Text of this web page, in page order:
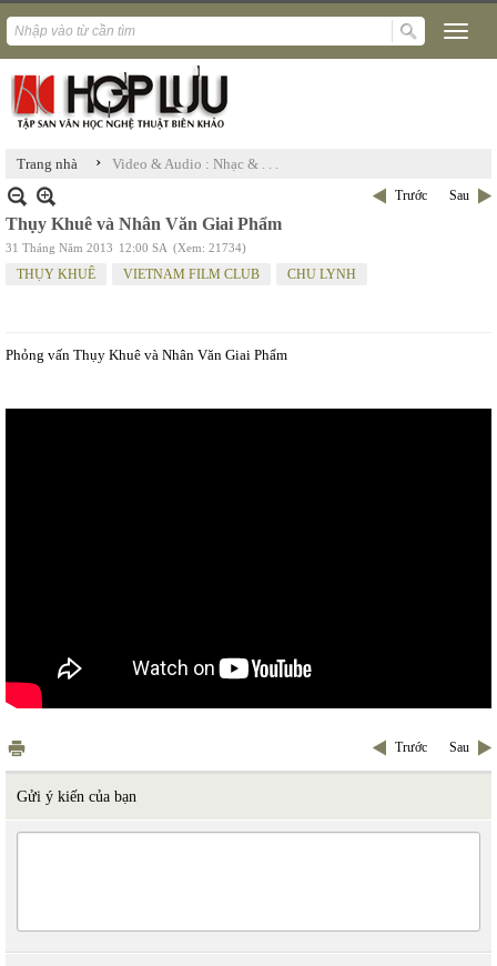
Trang nhà › Video & Audio : Nhạc & . . .
Trước Sau
Thụy Khuê và Nhân Văn Giai Phẩm
31 Tháng Năm 2013 12:00 SA (Xem: 21734)
THỤY KHUÊ VIETNAM FILM CLUB CHU LYNH
Phỏng vấn Thụy Khuê và Nhân Văn Giai Phẩm
Trước Sau
Gửi ý kiến của bạn